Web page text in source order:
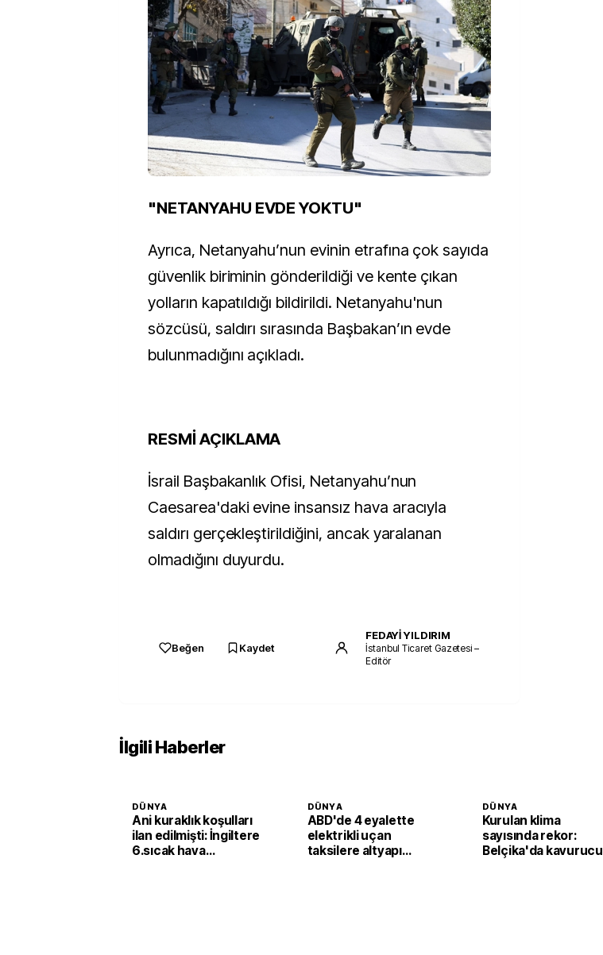
"NETANYAHU EVDE YOKTU"
Ayrıca, Netanyahu’nun evinin etrafına çok sayıda
güvenlik biriminin gönderildiği ve kente çıkan
yolların kapatıldığı bildirildi. Netanyahu'nun
sözcüsü, saldırı sırasında Başbakan’ın evde
bulunmadığını açıkladı.
RESMİ AÇIKLAMA
İsrail Başbakanlık Ofisi, Netanyahu’nun
Caesarea'daki evine insansız hava aracıyla
saldırı gerçekleştirildiğini, ancak yaralanan
olmadığını duyurdu.
Beğen Kaydet
FEDAYİ YILDIRIM
İstanbul Ticaret Gazetesi –
Editör
İlgili Haberler
DÜNYA
Ani kuraklık koşulları
ilan edilmişti: İngiltere
6.sıcak hava
DÜNYA
ABD'de 4 eyalette
elektrikli uçan
taksilere altyapı
DÜNYA
Kurulan klima
sayısında rekor:
Belçika'da kavurucu